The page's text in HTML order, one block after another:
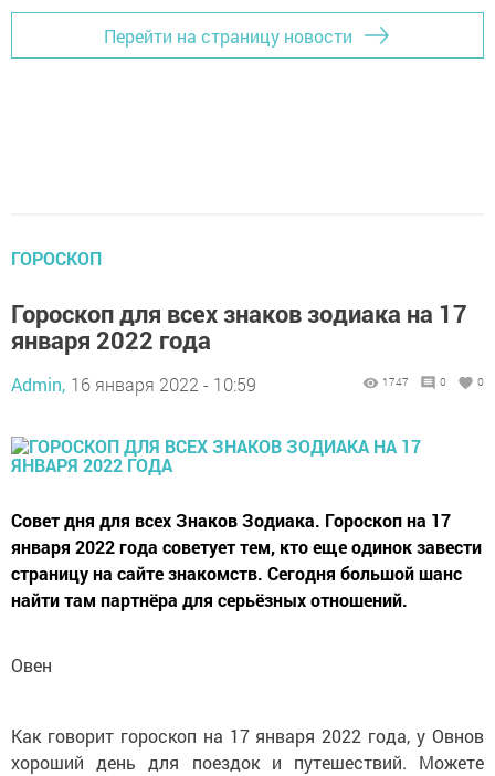
Перейти на страницу новости
ГОРОСКОП
Гороскоп для всех знаков зодиака на 17
января 2022 года
Admin, 16 января 2022 - 10:59 1747 0 0
Совет дня для всех Знаков Зодиака. Гороскоп на 17
января 2022 года советует тем, кто еще одинок завести
страницу на сайте знакомств. Сегодня большой шанс
найти там партнёра для серьёзных отношений.
Овен
Как говорит гороскоп на 17 января 2022 года, у Овнов
хороший день для поездок и путешествий. Можете